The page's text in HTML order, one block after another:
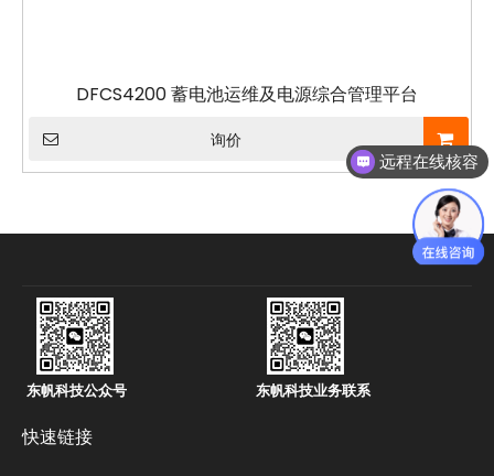
DFCS4200 蓄电池运维及电源综合管理平台
询价
东帆科技公众号 东帆科技业务联系
快速链接
远程在线核容